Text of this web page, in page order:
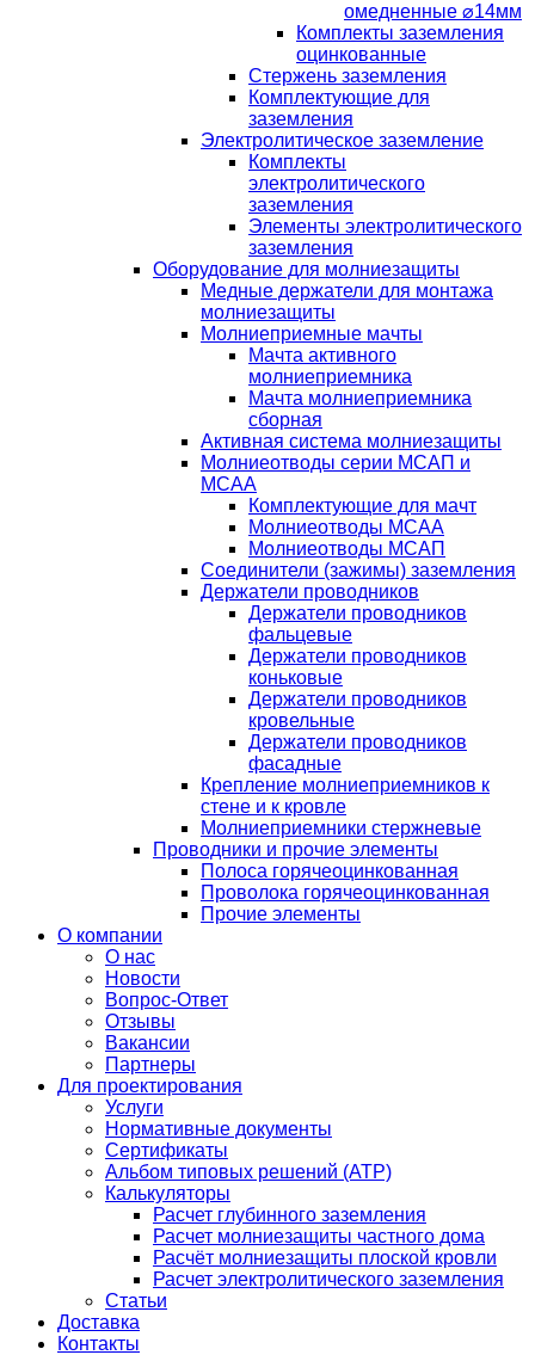
омедненные ⌀14мм
Комплекты заземления
оцинкованные
Стержень заземления
Комплектующие для
заземления
Электролитическое заземление
Комплекты
электролитического
заземления
Элементы электролитического
заземления
Оборудование для молниезащиты
Медные держатели для монтажа
молниезащиты
Молниеприемные мачты
Мачта активного
молниеприемника
Мачта молниеприемника
сборная
Активная система молниезащиты
Молниеотводы серии МСАП и
МСАА
Комплектующие для мачт
Молниеотводы МСАА
Молниеотводы МСАП
Соединители (зажимы) заземления
Держатели проводников
Держатели проводников
фальцевые
Держатели проводников
коньковые
Держатели проводников
кровельные
Держатели проводников
фасадные
Крепление молниеприемников к
стене и к кровле
Молниеприемники стержневые
Проводники и прочие элементы
Полоса горячеоцинкованная
Проволока горячеоцинкованная
Прочие элементы
О компании
О нас
Новости
Вопрос-Ответ
Отзывы
Вакансии
Партнеры
Для проектирования
Услуги
Нормативные документы
Сертификаты
Альбом типовых решений (АТР)
Калькуляторы
Расчет глубинного заземления
Расчет молниезащиты частного дома
Расчёт молниезащиты плоской кровли
Расчет электролитического заземления
Статьи
Доставка
Контакты